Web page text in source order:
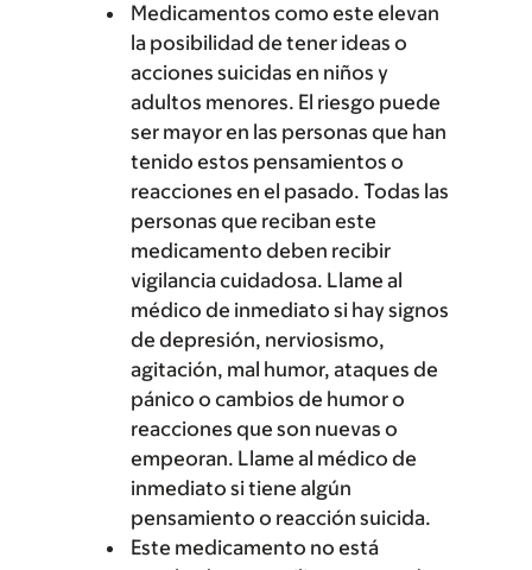
Medicamentos como este elevan
la posibilidad de tener ideas o
acciones suicidas en niños y
adultos menores. El riesgo puede
ser mayor en las personas que han
tenido estos pensamientos o
reacciones en el pasado. Todas las
personas que reciban este
medicamento deben recibir
vigilancia cuidadosa. Llame al
médico de inmediato si hay signos
de depresión, nerviosismo,
agitación, mal humor, ataques de
pánico o cambios de humor o
reacciones que son nuevas o
empeoran. Llame al médico de
inmediato si tiene algún
pensamiento o reacción suicida.
Este medicamento no está